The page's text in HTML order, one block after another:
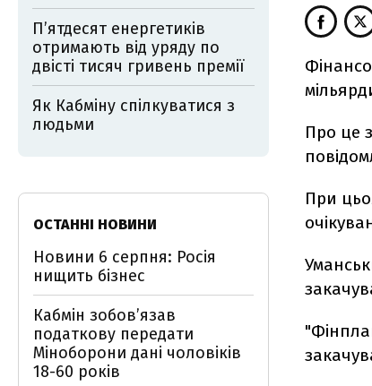
Про це
При
П’ятдесят енергетиків
отримають від уряду по
двісті тисяч гривень премії
Як Кабміну спілкуватися з
людьми
ОСТАННІ НОВИНИ
Новини 6 серпня: Росія
нищить бізнес
Кабмін зобовʼязав
податкову передати
Міноборони дані чоловіків
18-60 років